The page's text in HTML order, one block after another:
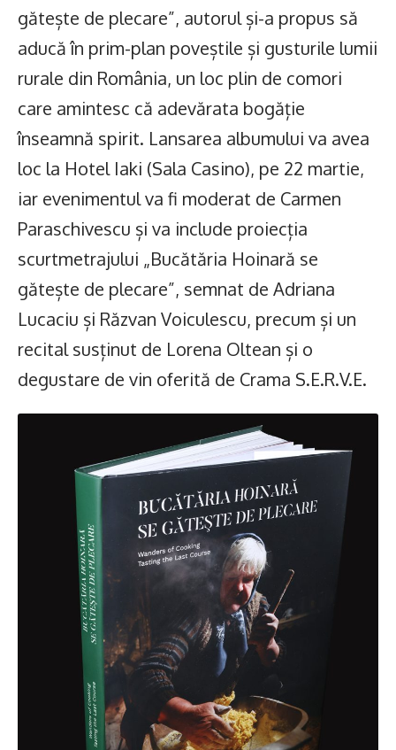
gătește de plecare”, autorul și-a propus să
aducă în prim-plan poveștile și gusturile lumii
rurale din România, un loc plin de comori
care amintesc că adevărata bogăție
înseamnă spirit. Lansarea albumului va avea
loc la Hotel Iaki (Sala Casino), pe 22 martie,
iar evenimentul va fi moderat de Carmen
Paraschivescu și va include proiecția
scurtmetrajului „Bucătăria Hoinară se
gătește de plecare”, semnat de Adriana
Lucaciu și Răzvan Voiculescu, precum și un
recital susținut de Lorena Oltean și o
degustare de vin oferită de Crama S.E.R.V.E.